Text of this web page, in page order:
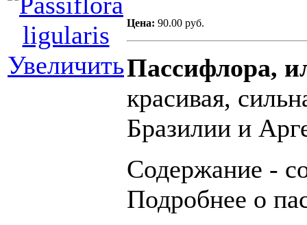
Увеличить
Цена: 90.00 руб.
Пассифлора,
красивая,
Бразилии и
Содержание -
Подробнее о